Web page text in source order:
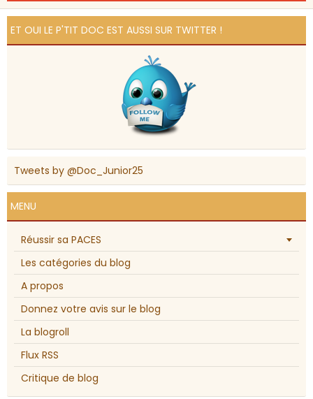
ET OUI LE P'TIT DOC EST AUSSI SUR TWITTER !
Tweets by @Doc_Junior25
MENU
Réussir sa PACES
Les catégories du blog
A propos
Donnez votre avis sur le blog
La blogroll
Flux RSS
Critique de blog